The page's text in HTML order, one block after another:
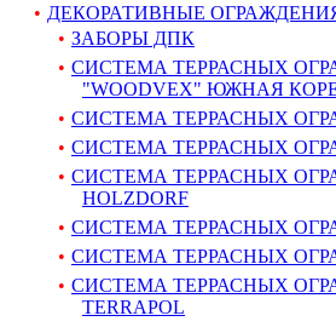
ДЕКОРАТИВНЫЕ
ЗАБОРЫ ДПК
СИСТЕМА ТЕРРАСНЫХ
"WOODVEX" ЮЖНАЯ
СИСТЕМА ТЕРРАСНЫХ
СИСТЕМА ТЕРРАСНЫХ
СИСТЕМА ТЕРРАСНЫХ
HOLZDORF
СИСТЕМА ТЕРРАСНЫХ
СИСТЕМА ТЕРРАСНЫХ
СИСТЕМА ТЕРРАСНЫХ
TERRAPOL